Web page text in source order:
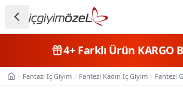
Kategorileri 4+Farklı Ürün KARGO
Ana SayfaFantazi İç Giyim Fantezi Kadın İç Giyim Fantezi